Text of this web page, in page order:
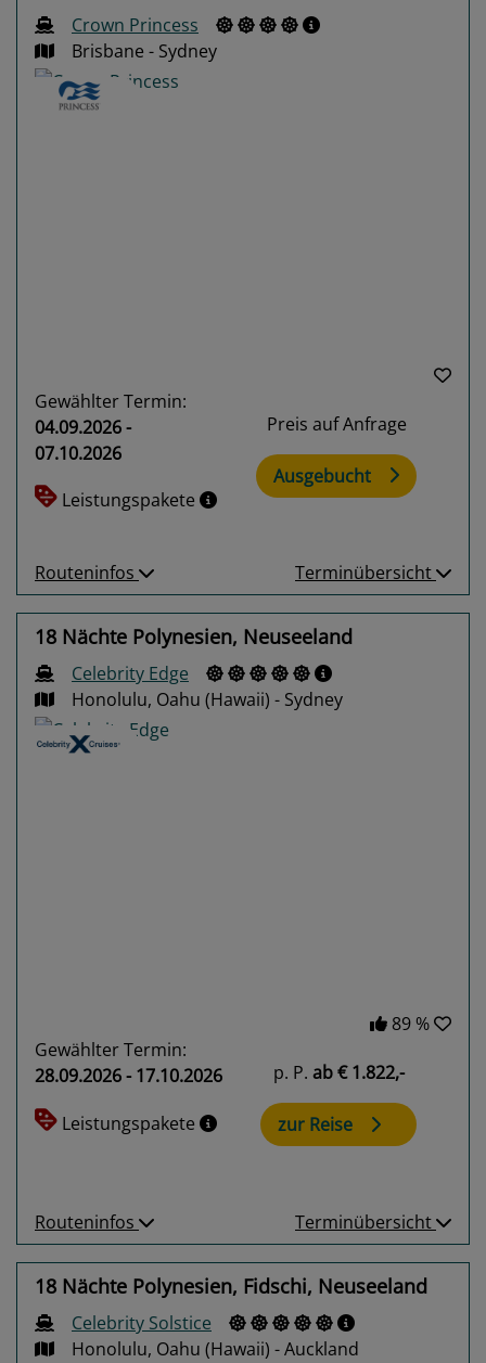
Crown Princess
Brisbane - Sydney
Gewählter Termin:
04.09.2026 -
07.10.2026
Leistungspakete
Preis auf Anfrage
Ausgebucht
Routeninfos Terminübersicht
18 Nächte Polynesien, Neuseeland
Celebrity Edge
Honolulu, Oahu (Hawaii) - Sydney
89 %
Gewählter Termin:
28.09.2026 - 17.10.2026
Leistungspakete
p. P. ab€ 1.822,-
zur Reise
Routeninfos Terminübersicht
18 Nächte Polynesien, Fidschi, Neuseeland
Celebrity Solstice
Honolulu, Oahu (Hawaii) - Auckland